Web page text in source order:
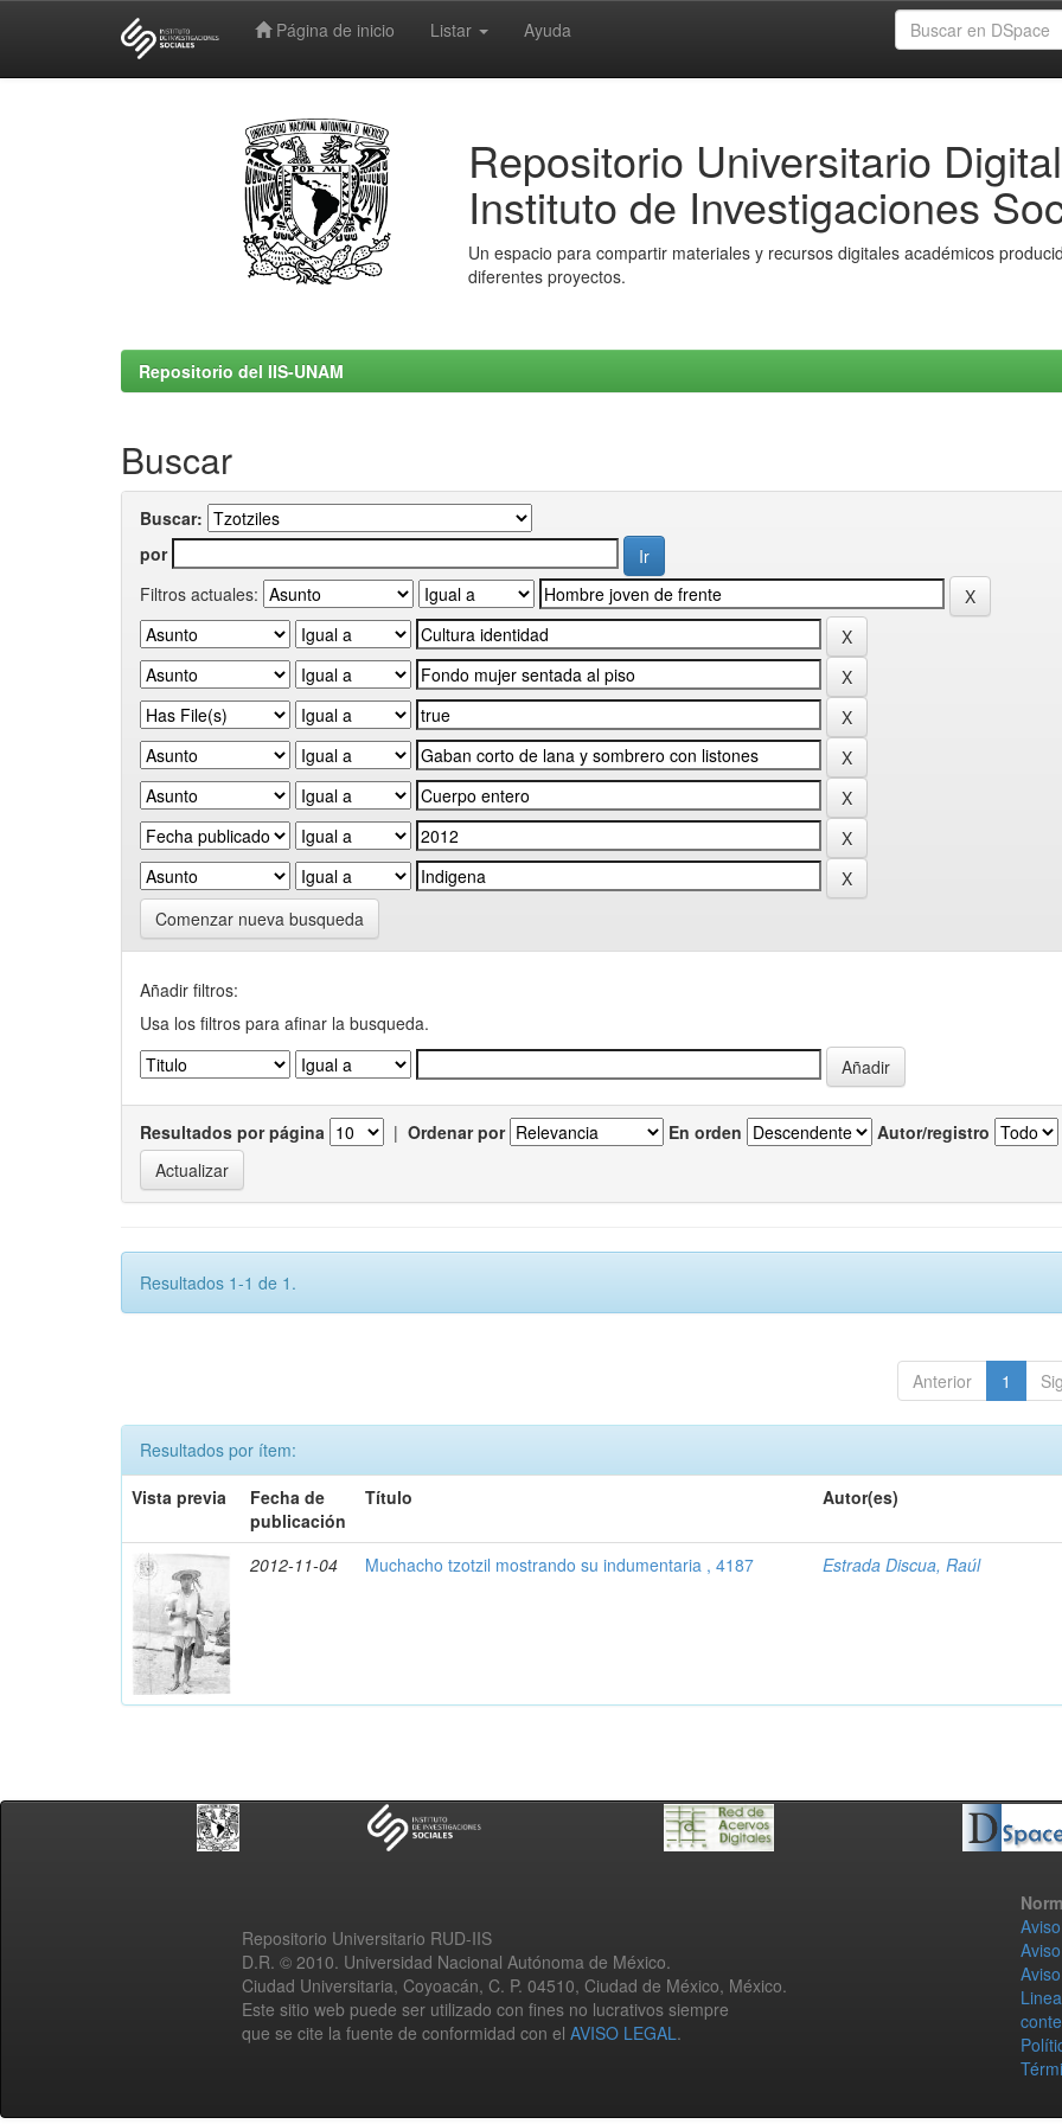
Página de inicio Listar Ayuda
Repositorio Universitario Digital
Instituto de Investigaciones
Un espacio para compartir materiales y recursos digitales académicos
diferentes proyectos.
Repositorio del IIS-UNAM
Buscar
Buscar:
por
Filtros actuales:
Comenzar nueva busqueda
Añadir filtros:
Usa los filtros para afinar la busqueda.
Resultados por página | Ordenar por En orden Autor/registro
Resultados 1-1 de 1.
Anterior 1
Resultados por ítem:
Vista previa
Fecha de
publicación
Título Autor(es)
2012-11-04 Muchacho tzotzil mostrando su indumentaria , 4187 Estrada Discua, Raúl
Repositorio Universitario RUD-IIS
D.R. © 2010. Universidad Nacional Autónoma de México.
Ciudad Universitaria, Coyoacán, C. P. 04510, Ciudad de México, México.
Este sitio web puede ser utilizado con fines no lucrativos siempre
que se cite la fuente de conformidad con el AVISO LEGAL.